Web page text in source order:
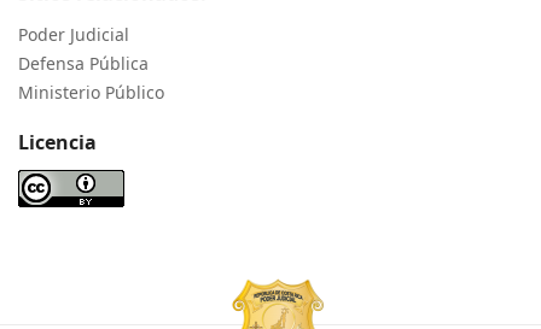
Poder Judicial
Defensa Pública
Ministerio Público
Licencia